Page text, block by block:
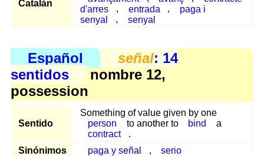
Catalán
d'arres
, entrada ,
paga i
senyal
, senyal
Español señal: 14
sentidos
nombre 12,
possession
Sentido
Something of value given by one
person
to another to bind
a
contract
.
Sinónimos
paga y señal , serio